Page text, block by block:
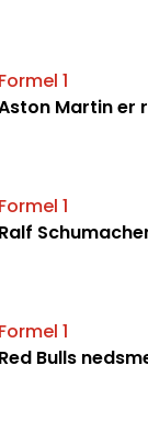
Formel 1
Martin er
Formel 1
Ralf
Formel 1
Red Bulls